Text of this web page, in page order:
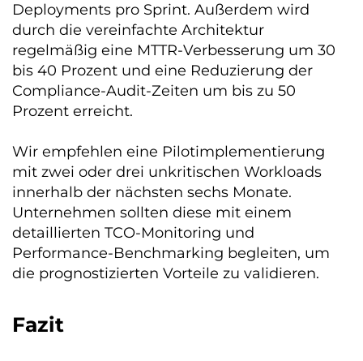
Deployments pro Sprint. Außerdem wird
durch die vereinfachte Architektur
regelmäßig eine MTTR-Verbesserung um 30
bis 40 Prozent und eine Reduzierung der
Compliance-Audit-Zeiten um bis zu 50
Prozent erreicht.
Wir empfehlen eine Pilotimplementierung
mit zwei oder drei unkritischen Workloads
innerhalb der nächsten sechs Monate.
Unternehmen sollten diese mit einem
detaillierten TCO-Monitoring und
Performance-Benchmarking begleiten, um
die prognostizierten Vorteile zu validieren.
Fazit